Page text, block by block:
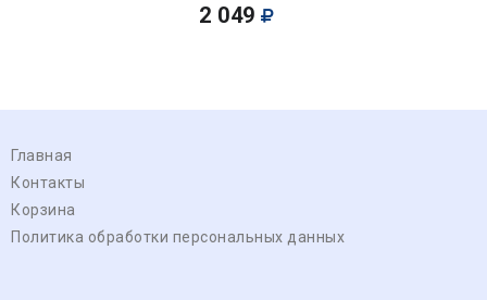
2 049
Главная
Контакты
Корзина
Политика обработки персональных данных